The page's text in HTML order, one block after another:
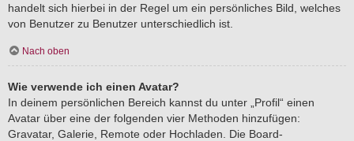
handelt sich hierbei in der Regel um ein persönliches Bild, welches
von Benutzer zu Benutzer unterschiedlich ist.
Nach oben
Wie verwende ich einen Avatar?
In deinem persönlichen Bereich kannst du unter „Profil“ einen
Avatar über eine der folgenden vier Methoden hinzufügen:
Gravatar, Galerie, Remote oder Hochladen. Die Board-